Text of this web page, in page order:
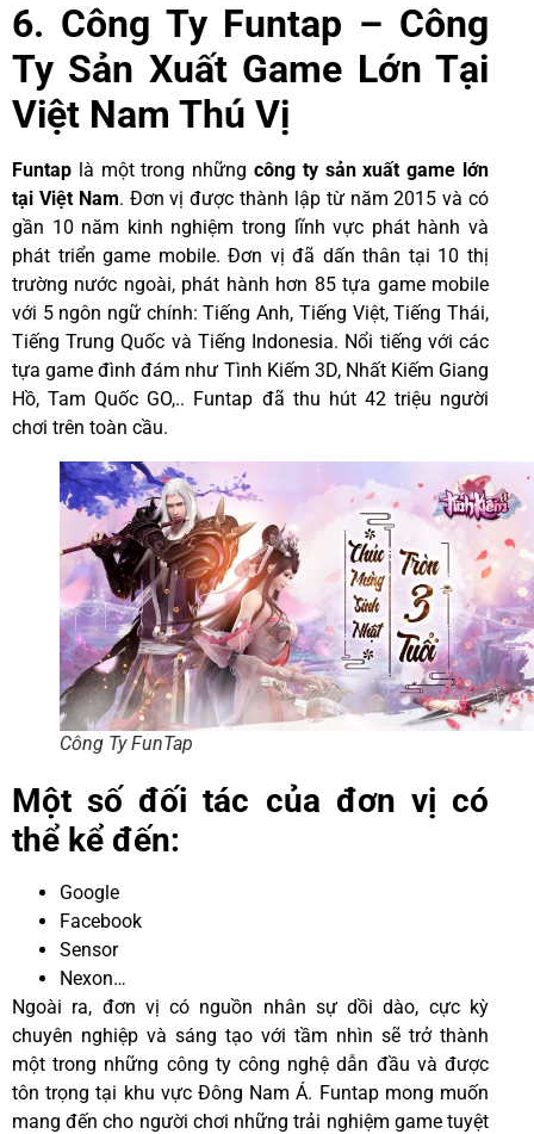
6. Công Ty Funtap – Công
Ty Sản Xuất Game Lớn Tại
Việt Nam Thú Vị
Funtap là một trong những công ty sản xuất game lớn
tại Việt Nam. Đơn vị được thành lập từ năm 2015 và có
gần 10 năm kinh nghiệm trong lĩnh vực phát hành và
phát triển game mobile. Đơn vị đã dấn thân tại 10 thị
trường nước ngoài, phát hành hơn 85 tựa game mobile
với 5 ngôn ngữ chính: Tiếng Anh, Tiếng Việt, Tiếng Thái,
Tiếng Trung Quốc và Tiếng Indonesia. Nổi tiếng với các
tựa game đình đám như Tình Kiếm 3D, Nhất Kiếm Giang
Hồ, Tam Quốc GO,.. Funtap đã thu hút 42 triệu người
chơi trên toàn cầu.
Công Ty FunTap
Một số đối tác của đơn vị có
thể kể đến:
Google
Facebook
Sensor
Nexon…
Ngoài ra, đơn vị có nguồn nhân sự dồi dào, cực kỳ
chuyên nghiệp và sáng tạo với tầm nhìn sẽ trở thành
một trong những công ty công nghệ dẫn đầu và được
tôn trọng tại khu vực Đông Nam Á. Funtap mong muốn
mang đến cho người chơi những trải nghiệm game tuyệt